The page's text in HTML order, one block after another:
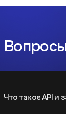
Что такое API и